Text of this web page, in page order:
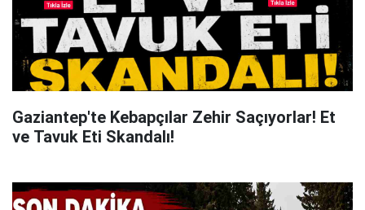
Gaziantep'te Kebapçılar Zehir Saçıyorlar! Et
ve Tavuk Eti Skandalı!